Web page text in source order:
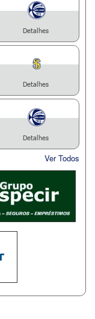
Detalhes
Detalhes
Detalhes
Ver Todos